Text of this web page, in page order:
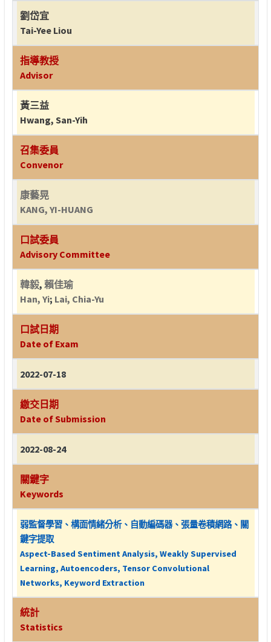
劉岱宜
Tai-Yee Liou
指導教授
Advisor
黃三益
Hwang, San-Yih
召集委員
Convenor
康藝晃
KANG, YI-HUANG
口試委員
Advisory Committee
韓毅, 賴佳瑜
Han, Yi; Lai, Chia-Yu
口試日期
Date of Exam
2022-07-18
繳交日期
Date of Submission
2022-08-24
關鍵字
Keywords
弱監督學習、構面情緒分析、自動編碼器、張量卷積網路、關
鍵字提取
Aspect-Based Sentiment Analysis, Weakly Supervised
Learning, Autoencoders, Tensor Convolutional
Networks, Keyword Extraction
統計
Statistics